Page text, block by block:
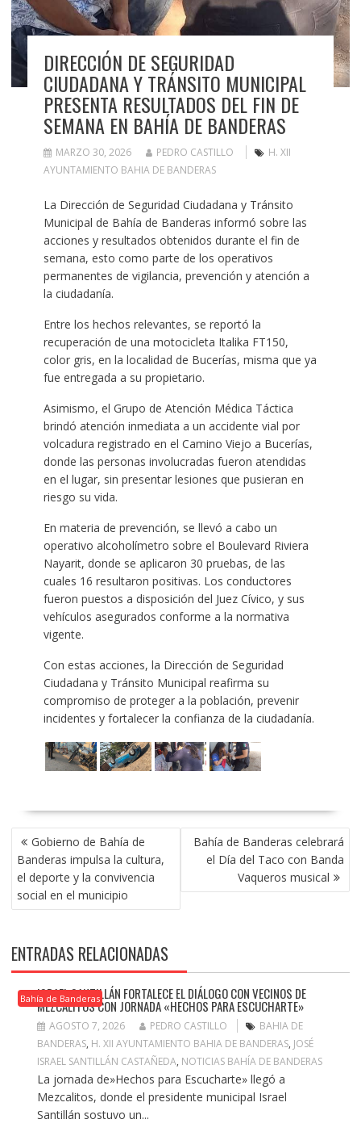
DIRECCIÓN DE SEGURIDAD
CIUDADANA Y TRÁNSITO MUNICIPAL
PRESENTA RESULTADOS DEL FIN DE
SEMANA EN BAHÍA DE BANDERAS
MARZO 30, 2026 PEDRO CASTILLO
H. XII
AYUNTAMIENTO BAHIA DE BANDERAS
La Dirección de Seguridad Ciudadana y Tránsito
Municipal de Bahía de Banderas informó sobre las
acciones y resultados obtenidos durante el fin de
semana, esto como parte de los operativos
permanentes de vigilancia, prevención y atención a
la ciudadanía.
Entre los hechos relevantes, se reportó la
recuperación de una motocicleta Italika FT150,
color gris, en la localidad de Bucerías, misma que ya
fue entregada a su propietario.
Asimismo, el Grupo de Atención Médica Táctica
brindó atención inmediata a un accidente vial por
volcadura registrado en el Camino Viejo a Bucerías,
donde las personas involucradas fueron atendidas
en el lugar, sin presentar lesiones que pusieran en
riesgo su vida.
En materia de prevención, se llevó a cabo un
operativo alcoholímetro sobre el Boulevard Riviera
Nayarit, donde se aplicaron 30 pruebas, de las
cuales 16 resultaron positivas. Los conductores
fueron puestos a disposición del Juez Cívico, y sus
vehículos asegurados conforme a la normativa
vigente.
Con estas acciones, la Dirección de Seguridad
Ciudadana y Tránsito Municipal reafirma su
compromiso de proteger a la población, prevenir
incidentes y fortalecer la confianza de la ciudadanía.
NAVEGACIÓN
DE
ENTRADAS
Gobierno de Bahía de
Banderas impulsa la cultura,
el deporte y la convivencia
social en el municipio
Bahía de Banderas celebrará
el Día del Taco con Banda
Vaqueros musical
ENTRADAS RELACIONADAS
Bahía de Banderas
ISRAEL SANTILLÁN FORTALECE EL DIÁLOGO CON VECINOS DE
MEZCALITOS CON JORNADA «HECHOS PARA ESCUCHARTE»
AGOSTO 7, 2026 PEDRO CASTILLO
BAHIA DE
BANDERAS, H. XII AYUNTAMIENTO BAHIA DE BANDERAS, JOSÉ
ISRAEL SANTILLÁN CASTAÑEDA, NOTICIAS BAHÍA DE BANDERAS
La jornada de»Hechos para Escucharte» llegó a
Mezcalitos, donde el presidente municipal Israel
Santillán sostuvo un...